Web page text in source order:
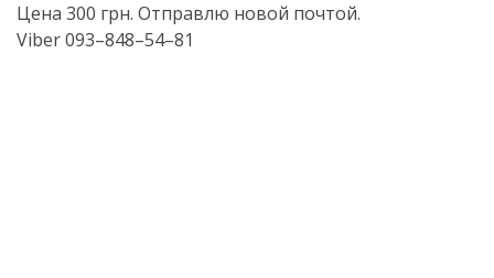
Цена 300 грн. Отправлю новой почтой.
Viber 093–848–54–81